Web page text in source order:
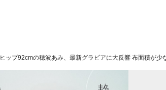
ヒップ92cmの穂波あみ、最新グラビアに大反響 布面積が